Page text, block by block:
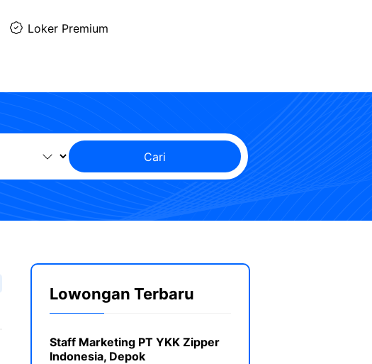
Loker Premium
Cari
Lowongan Terbaru
Staff Marketing PT YKK Zipper
Indonesia, Depok